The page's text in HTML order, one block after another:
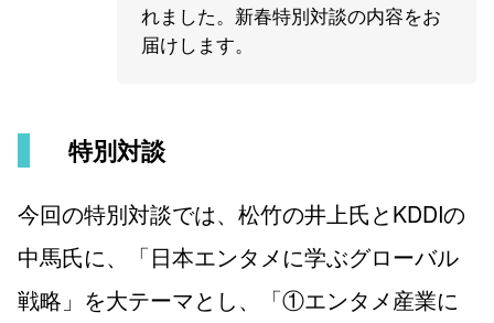
れました。新春特別対談の内容をお
届けします。
特別対談
今回の特別対談では、松竹の井上氏とKDDIの
中馬氏に、「日本エンタメに学ぶグローバル
戦略」を大テーマとし、「①エンタメ産業に